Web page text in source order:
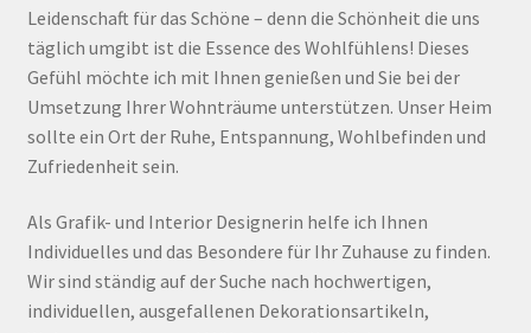
Leidenschaft für das Schöne – denn die Schönheit die uns
täglich umgibt ist die Essence des Wohlfühlens! Dieses
Gefühl möchte ich mit Ihnen genießen und Sie bei der
Umsetzung Ihrer Wohnträume unterstützen. Unser Heim
sollte ein Ort der Ruhe, Entspannung, Wohlbefinden und
Zufriedenheit sein.
Als Grafik- und Interior Designerin helfe ich Ihnen
Individuelles und das Besondere für Ihr Zuhause zu finden.
Wir sind ständig auf der Suche nach hochwertigen,
individuellen, ausgefallenen Dekorationsartikeln,